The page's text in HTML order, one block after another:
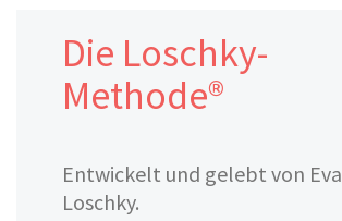
Die Loschky-
Methode®
Entwickelt und gelebt von Eva
Loschky.